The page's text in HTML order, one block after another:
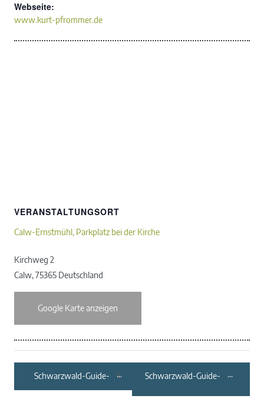
Webseite:
www.kurt-pfrommer.de
VERANSTALTUNGSORT
Calw-Ernstmühl, Parkplatz bei der Kirche
Kirchweg 2
Calw,75365 Deutschland
Google Karte anzeigen
Schwarzwald-Guide-
Schwarzwald-Guide-
und Flachsanbau –